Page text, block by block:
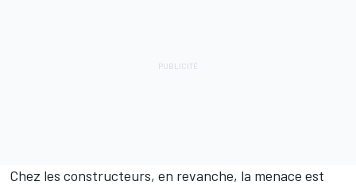
Chez les constructeurs, en revanche, la menace est